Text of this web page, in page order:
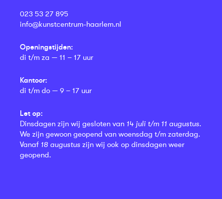
023 53 27 895
info@kunstcentrum-haarlem.nl
Openingstijden:
di t/m za — 11 – 17 uur
Kantoor:
di t/m do — 9 – 17 uur
Let op:
Dinsdagen zijn wij gesloten van 14 juli t/m 11 augustus.
We zijn gewoon geopend van woensdag t/m zaterdag.
Vanaf 18 augustus zijn wij ook op dinsdagen weer
geopend.